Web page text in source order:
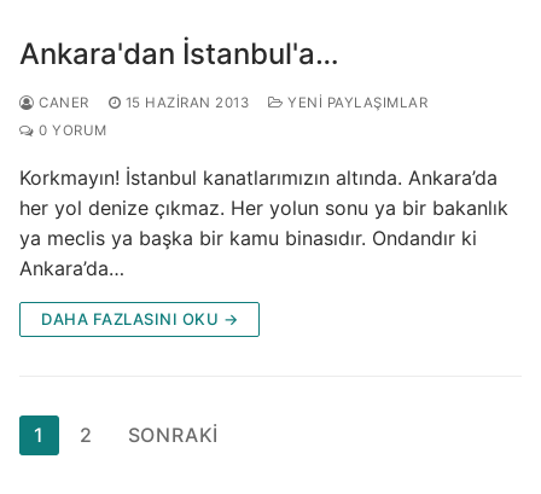
Ankara'dan İstanbul'a…
CANER 15 HAZIRAN 2013
YENI PAYLAŞIMLAR
0 YORUM
Korkmayın! İstanbul kanatlarımızın altında. Ankara’da
her yol denize çıkmaz. Her yolun sonu ya bir bakanlık
ya meclis ya başka bir kamu binasıdır. Ondandır ki
Ankara’da…
DAHA FAZLASINI OKU →
Yazı
sayfalaması
1 2 SONRAKI